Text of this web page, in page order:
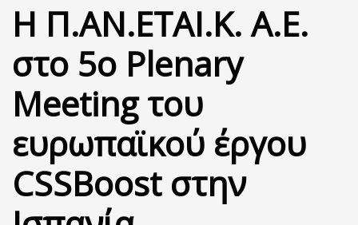
Η Π.ΑΝ.ΕΤΑΙ.Κ. Α.Ε.
στο 5ο Plenary
Meeting του
ευρωπαϊκού έργου
CSSBoost στην